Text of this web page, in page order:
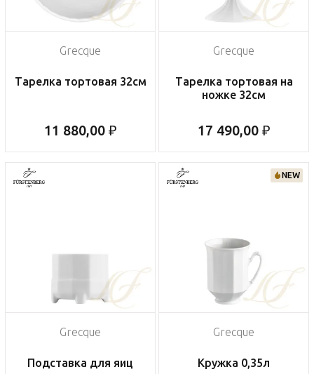
Grecque
Тарелка тортовая 32см
11 880,00 ₽
Grecque
Тарелка тортовая на
ножке 32см
17 490,00 ₽
Grecque
Подставка для яиц
NEW
Grecque
Кружка 0,35л